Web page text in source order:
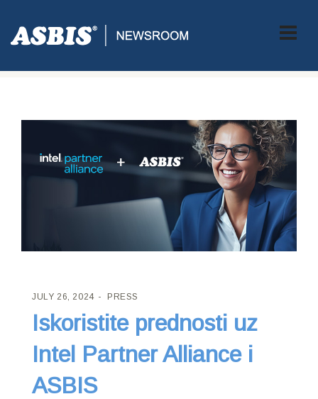
ASBIS CROATIA> PRESS> ISKORISTITE PREDNOSTI UZ INTEL
PARTNER ALLIANCE I ASBIS
JULY 26, 2024 PRESS
Iskoristite prednosti uz
Intel Partner Alliance i
ASBIS